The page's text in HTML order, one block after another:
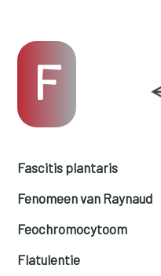
F
Fascitis plantaris
Fenomeen van Raynaud
Feochromocytoom
Flatulentie